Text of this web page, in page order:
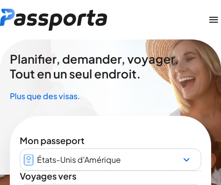
Planifier, demander, voyager.
Tout en un seul endroit.
Plus que des visas.
Mon passeport
États-Unis d'Amérique
Voyages vers